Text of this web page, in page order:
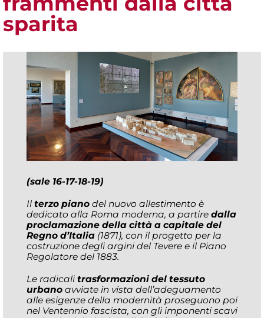
sparita
(sale 16-17-18-19)
Il terzo piano del nuovo allestimento è
dedicato alla Roma moderna, a partire dalla
proclamazione della città a capitale del
Regno d’Italia (1871), con il progetto per la
costruzione degli argini del Tevere e il Piano
Regolatore del 1883.
Le radicali trasformazioni del tessuto
urbano avviate in vista dell’adeguamento
alle esigenze della modernità proseguono poi
nel Ventennio fascista, con gli imponenti scavi